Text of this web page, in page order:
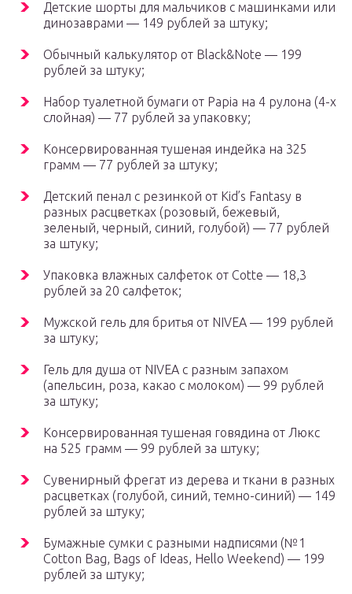
Детские шорты для мальчиков с машинками или
динозаврами — 149 рублей за штуку;
Обычный калькулятор от Black&Note — 199
рублей за штуку;
Набор туалетной бумаги от Papia на 4 рулона (4-х
слойная) — 77 рублей за упаковку;
Консервированная тушеная индейка на 325
грамм — 77 рублей за штуку;
Детский пенал с резинкой от Kid’s Fantasy в
разных расцветках (розовый, бежевый,
зеленый, черный, синий, голубой) — 77 рублей
за штуку;
Упаковка влажных салфеток от Cotte — 18,3
рублей за 20 салфеток;
Мужской гель для бритья от NIVEA — 199 рублей
за штуку;
Гель для душа от NIVEA с разным запахом
(апельсин, роза, какао с молоком) — 99 рублей
за штуку;
Консервированная тушеная говядина от Люкс
на 525 грамм — 99 рублей за штуку;
Сувенирный фрегат из дерева и ткани в разных
расцветках (голубой, синий, темно-синий) — 149
рублей за штуку;
Бумажные сумки с разными надписями (№1
Cotton Bag, Bags of Ideas, Hello Weekend) — 199
рублей за штуку;